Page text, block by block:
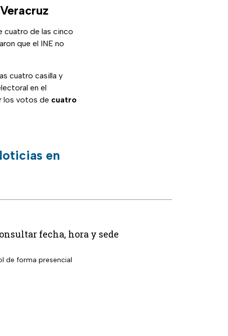
cuatro de las cinco
que el INE no
cuatro casilla y
en el
los votos de cuatro
en
fecha, hora y sede
de forma presencial